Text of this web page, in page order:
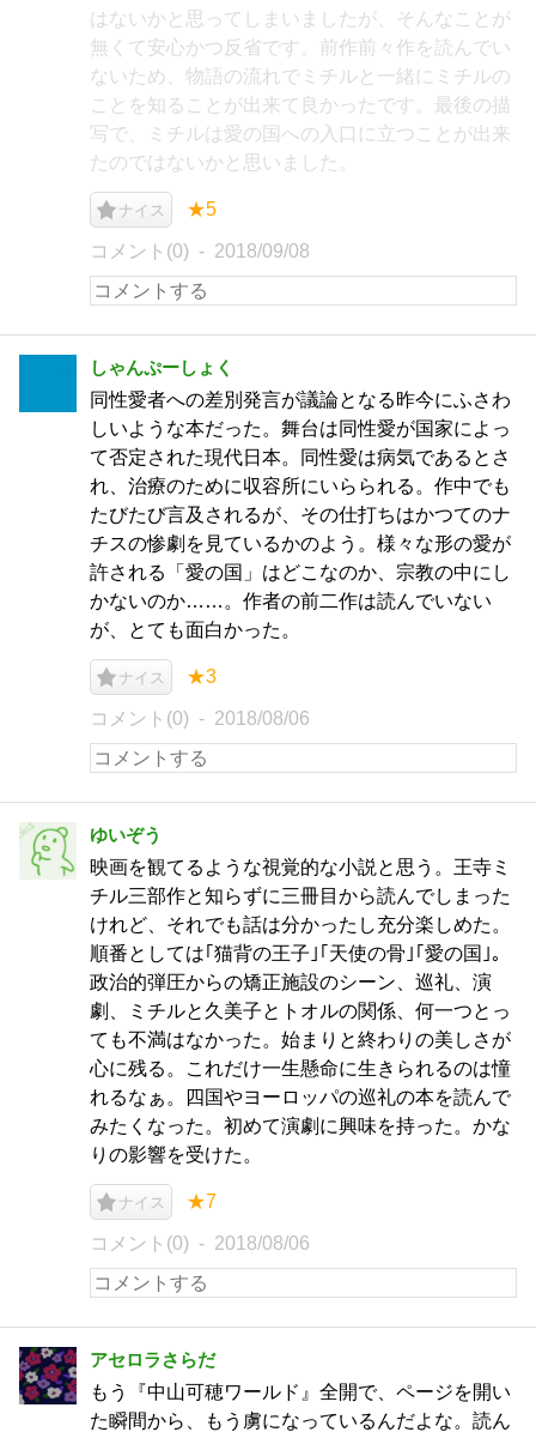
はないかと思ってしまいましたが、そんなことが
無くて安心かつ反省です。前作前々作を読んでい
ないため、物語の流れでミチルと一緒にミチルの
ことを知ることが出来て良かったです。最後の描
写で、ミチルは愛の国への入口に立つことが出来
たのではないかと思いました。
ナイス ★5
コメント(0) 2018/09/08
しゃんぷーしょく
同性愛者への差別発言が議論となる昨今にふさわ
しいような本だった。舞台は同性愛が国家によっ
て否定された現代日本。同性愛は病気であるとさ
れ、治療のために収容所にいらられる。作中でも
たびたび言及されるが、その仕打ちはかつてのナ
チスの惨劇を見ているかのよう。様々な形の愛が
許される「愛の国」はどこなのか、宗教の中にし
かないのか……。作者の前二作は読んでいない
が、とても面白かった。
ナイス ★3
コメント(0) 2018/08/06
ゆいぞう
映画を観てるような視覚的な小説と思う。王寺ミ
チル三部作と知らずに三冊目から読んでしまった
けれど、それでも話は分かったし充分楽しめた。
順番としては｢猫背の王子｣｢天使の骨｣｢愛の国｣。
政治的弾圧からの矯正施設のシーン、巡礼、演
劇、ミチルと久美子とトオルの関係、何一つとっ
ても不満はなかった。始まりと終わりの美しさが
心に残る。これだけ一生懸命に生きられるのは憧
れるなぁ。四国やヨーロッパの巡礼の本を読んで
みたくなった。初めて演劇に興味を持った。かな
りの影響を受けた。
ナイス ★7
コメント(0) 2018/08/06
アセロラさらだ
もう『中山可穂ワールド』全開で、ページを開い
た瞬間から、もう虜になっているんだよな。読ん